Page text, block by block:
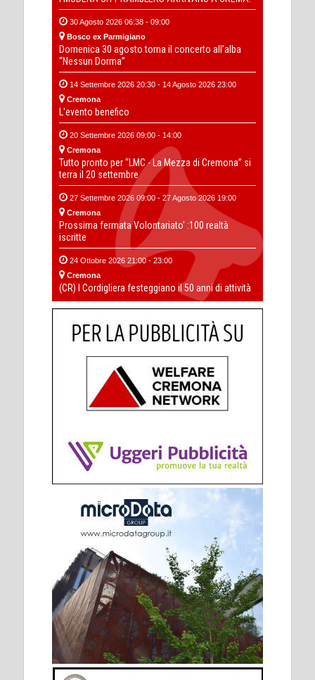
30 Agosto 2026 06:38 - 09:00
Bosco ex Parmigiano
Domenica 30 agosto torna il concerto all’alba
“Nessun Dorma”
14 Settembre 2026 20:30 - 14 Agosto 2026 23:00
Cremona
L'evento benefico
20 Settembre 2026 09:00 - 14:00
Cremona
Tutto pronto per “LMC - La Mezza di Cremona” si
terra il 20 settembre
27 Settembre 2026 09:00 - 27 Agosto 2026 19:00
Cremona
Prossima fermata Volontariato' :100 realtà
iscritte
24 Ottobre 2026 21:00 - 23:00
Cremona
(CR) I Cordigliera festeggiano il 50 anni di attività